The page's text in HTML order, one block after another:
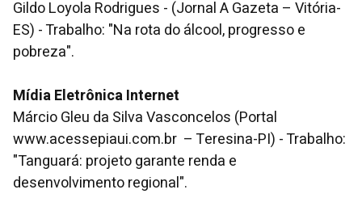
Gildo Loyola Rodrigues - (Jornal A Gazeta – Vitória-
ES) - Trabalho: "Na rota do álcool, progresso e
pobreza".
Mídia Eletrônica Internet
Márcio Gleu da Silva Vasconcelos (Portal
www.acessepiaui.com.br – Teresina-PI) - Trabalho:
"Tanguará: projeto garante renda e
desenvolvimento regional".